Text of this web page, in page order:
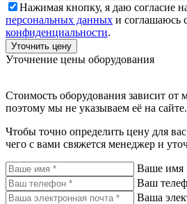
Нажимая кнопку, я даю согласие
персональных данных и соглашаюсь
конфиденциальности.
Уточнить цену
Уточнение цены оборудования
Стоимость оборудования зависит от
поэтому мы не указываем её на сайте.
Чтобы точно определить цену для
чего с вами свяжется менеджер и
Ваше имя
Ваш
Ваша